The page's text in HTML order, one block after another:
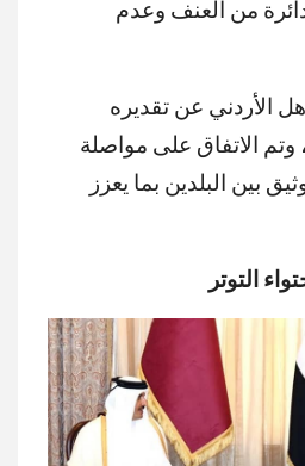
من العنف وعدم
الأردني عن تقديره
الاتفاق على مواصلة
بين البلدين بما يعزز
التوتر